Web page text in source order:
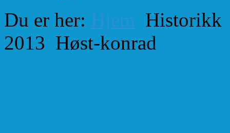
Du er her: Hjem Historikk
2013 Høst-konrad